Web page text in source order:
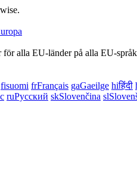
alla EU-länder på alla EU-
fisuomi frFrançais gaGaeilge hiहिंदी
ruРусский skSlovenčina sl